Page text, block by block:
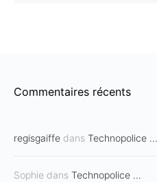
Commentaires récents
regisgaiffe dans Technopolice …
Sophie dans Technopolice …